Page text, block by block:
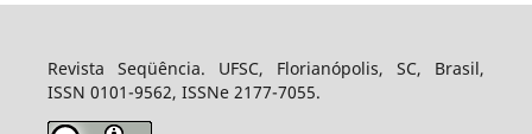
Revista Seqüência. UFSC, Florianópolis, SC, Brasil,
ISSN 0101-9562, ISSNe 2177-7055.